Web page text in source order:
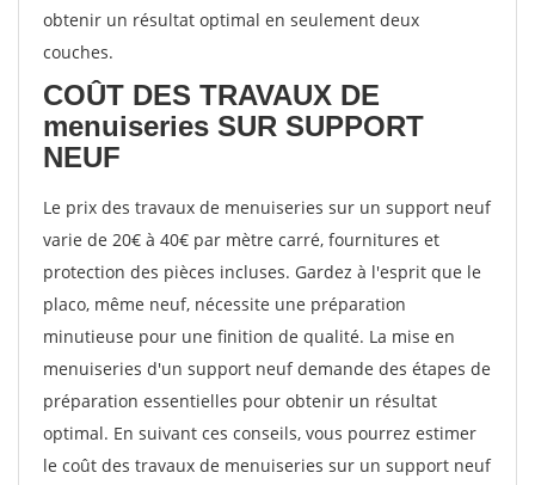
obtenir un résultat optimal en seulement deux
couches.
COÛT DES TRAVAUX DE
menuiseries SUR SUPPORT
NEUF
Le prix des travaux de menuiseries sur un support neuf
varie de 20€ à 40€ par mètre carré, fournitures et
protection des pièces incluses. Gardez à l'esprit que le
placo, même neuf, nécessite une préparation
minutieuse pour une finition de qualité. La mise en
menuiseries d'un support neuf demande des étapes de
préparation essentielles pour obtenir un résultat
optimal. En suivant ces conseils, vous pourrez estimer
le coût des travaux de menuiseries sur un support neuf